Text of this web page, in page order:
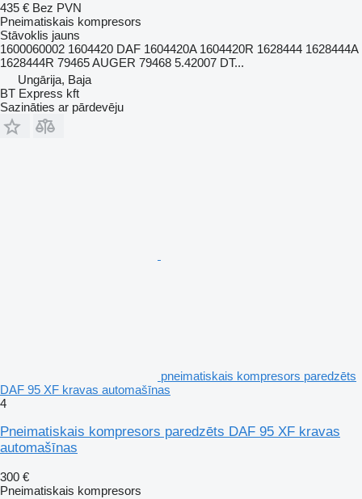
435 € Bez PVN
Pneimatiskais kompresors
Stāvoklis jauns
1600060002 1604420 DAF 1604420A 1604420R 1628444 1628444A
1628444R 79465 AUGER 79468 5.42007 DT...
Ungārija, Baja
BT Express kft
Sazināties ar pārdevēju
pneimatiskais kompresors paredzēts
DAF 95 XF kravas automašīnas
4
Pneimatiskais kompresors paredzēts DAF 95 XF kravas
automašīnas
300 €
Pneimatiskais kompresors